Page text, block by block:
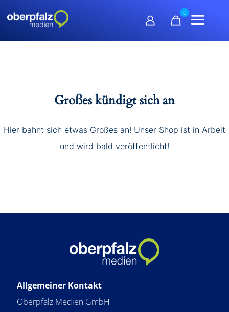
0
Großes kündigt sich an
Hier bahnt sich etwas Großes an! Unser Shop ist in Arbeit
und wird bald veröffentlicht!
Allgemeiner Kontakt
Oberpfalz Medien GmbH